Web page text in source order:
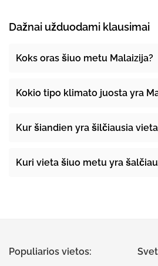
Dažnai užduodami klausimai
Koks oras šiuo metu Malaizija?
Kokio tipo klimato juosta yra
Kur šiandien yra šilčiausia
Kuri vieta šiuo metu yra
Populiarios vietos: